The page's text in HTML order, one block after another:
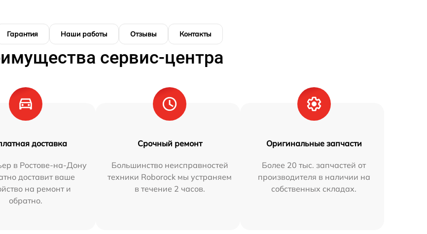
Гарантия Наши работы Отзывы Контакты
сервис-центра
доставка
в Ростове-на-Дону
доставит ваше
на ремонт и
обратно.
Срочный ремонт
Большинство неисправностей
техники Roborock мы устраняем
в течение 2 часов.
Оригинальные запчасти
Более 20 тыс. запчастей от
производителя в наличии на
собственных складах.